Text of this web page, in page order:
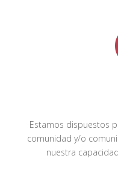
Estamos dispuestos
comunidad y/o
nuestra